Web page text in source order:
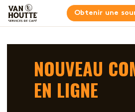
Obtenir une
NOUVEAU
EN LIGNE